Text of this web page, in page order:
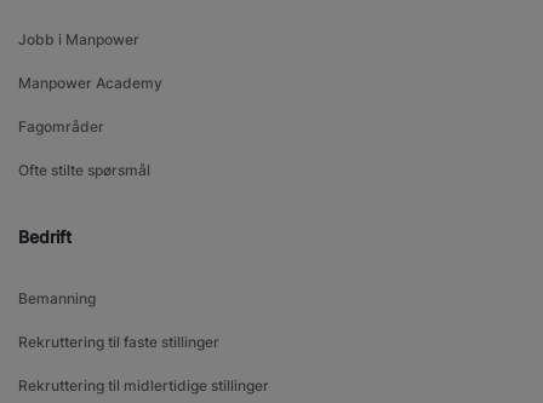
Jobb i Manpower
Manpower Academy
Fagområder
Ofte stilte spørsmål
Bedrift
Bemanning
Rekruttering til faste stillinger
Rekruttering til midlertidige stillinger